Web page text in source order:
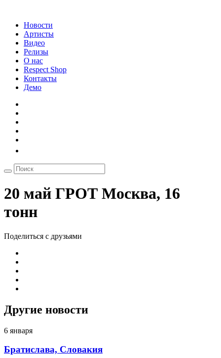
Новости
Артисты
Видео
Релизы
О нас
Respect Shop
Контакты
Демо
20 май ГРОТ Москва, 16
тонн
Поделиться с друзьями
Другие новости
6 января
Братислава, Словакия